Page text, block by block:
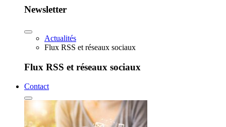
Newsletter
Actualités
Flux RSS et réseaux sociaux
Flux RSS et réseaux sociaux
Contact